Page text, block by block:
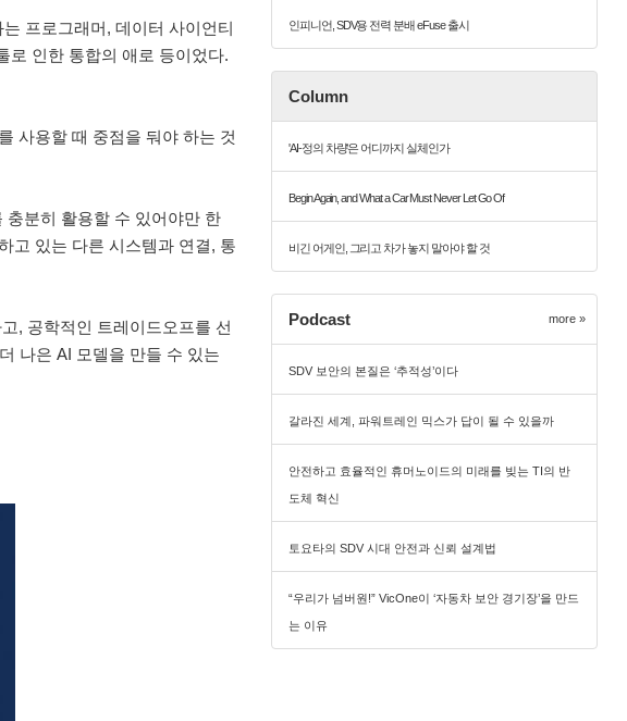
프로그래머, 데이터 사이언티
로 인한 통합의 애로 등이었다.
사용할 때 중점을 둬야 하는 것
충분히 활용할 수 있어야만 한
고 있는 다른 시스템과 연결, 통
, 공학적인 트레이드오프를 선
나은 AI 모델을 만들 수 있는
인피니언, SDV용 전력 분배 eFuse 출시
Column
'AI-정의 차량'은 어디까지 실체인가
Begin Again, and What a Car Must Never Let Go Of
비긴 어게인, 그리고 차가 놓지 말아야 할 것
Podcast more »
SDV 보안의 본질은 ‘추적성’이다
갈라진 세계, 파워트레인 믹스가 답이 될 수 있을까
안전하고 효율적인 휴머노이드의 미래를 빚는 TI의 반
도체 혁신
토요타의 SDV 시대 안전과 신뢰 설계법
“우리가 넘버원!” VicOne이 ‘자동차 보안 경기장’을 만드
는 이유